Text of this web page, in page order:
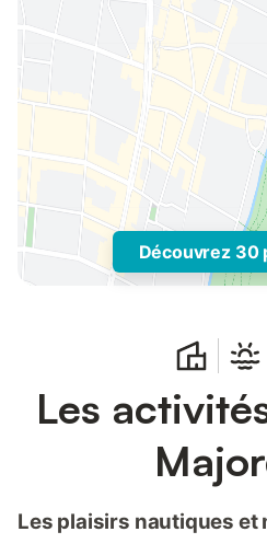
Découvrez 30
Les
Les plaisirs nautiques et